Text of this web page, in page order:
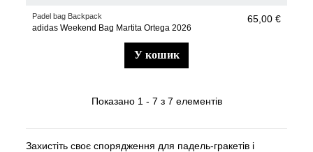
Padel bag Backpack
adidas Weekend Bag Martita Ortega 2026
65,00 €
у кошик
Показано 1 - 7 з 7 елементів
Захистіть своє спорядження для падель-гракетів і